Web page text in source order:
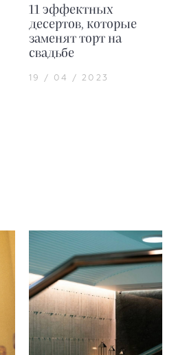
11 эффектных
десертов, которые
заменят торт на
свадьбе
19 / 04 / 2023